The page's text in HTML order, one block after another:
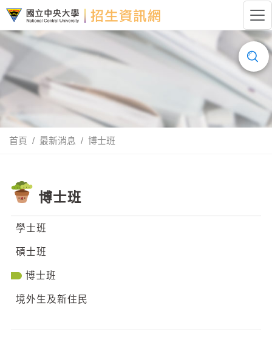
國立中央大學招生資訊網LOGO
搜
尋......
首頁 最新消息 博士班
博士班
學士班
碩士班
博士班
境外生及新住民